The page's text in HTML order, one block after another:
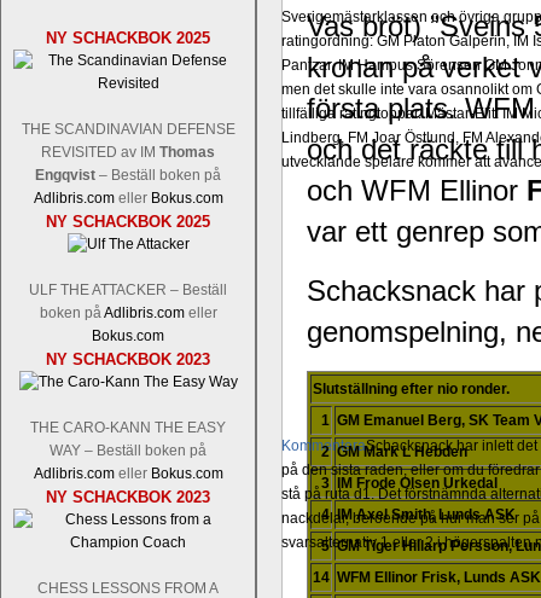
NY SCHACKBOK 2025
THE SCANDINAVIAN DEFENSE
REVISITED av IM Thomas
Engqvist – Beställ boken på
Adlibris.comeller Bokus.com
NY SCHACKBOK 2025
ULF THE ATTACKER – Beställ
boken påAdlibris.comeller
Bokus.com
NY SCHACKBOK 2023
THE CARO-KANN THE EASY
WAY – Beställ boken på
Adlibris.comeller Bokus.com
NY SCHACKBOK 2023
CHESS LESSONS FROM A
Sverigemästarklassen och övriga
ratingordning: GM Platon Galperin, IM
Pantzar, IM Hampus Sörensen GM
men det skulle inte vara osannolikt om
tillfälliga ratingtoppar. Mästar-Elit: IM
Lindberg, FM Joar Östlund, FM
utvecklande spelare kommer att
KommenteraSchacksnack har inlett
på den sista raden, eller om du
stå på ruta d1. Det förstnämnda
nackdelar, beroende på hur man ser
svarsalternativ 1 eller 2 i högerspalten
Vas bröt) ”Sveins
kronan på verket
första plats.
och det räckte till
och WFM Ellinor
var ett genrep
Schacksnack har
genomspelning,
Slutställning efter nio ronder.
1 GM Emanuel Berg, SK Team
2 GM Mark L Hebden
3
IM Frode Olsen Urkedal
4 IM Axel Smith, Lunds ASK
5 GM Tiger Hillarp Persson,
14 WFM Ellinor Frisk, Lunds ASK